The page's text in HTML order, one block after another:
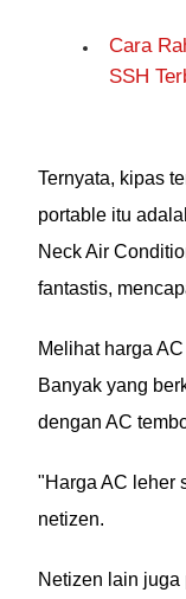
Cara
SSH
Ternyata, kipas
portable itu
Neck Air
fantastis,
Melihat harga
Banyak yang
dengan AC
"Harga AC leher
netizen.
Netizen lain juga